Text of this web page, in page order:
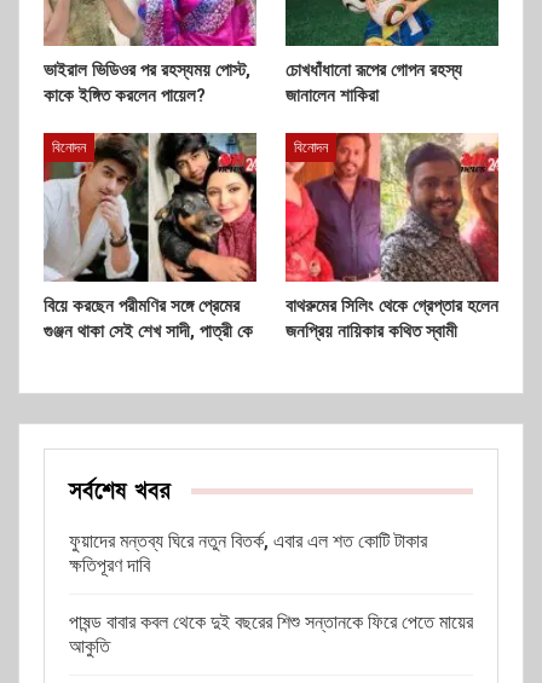
ভাইরাল ভিডিওর পর রহস্যময় পোস্ট,
কাকে ইঙ্গিত করলেন পায়েল?
চোখধাঁধানো রূপের গোপন রহস্য
জানালেন শাকিরা
বিনোদন
বিয়ে করছেন পরীমণির সঙ্গে প্রেমের
গুঞ্জন থাকা সেই শেখ সাদী, পাত্রী কে
বিনোদন
বাথরুমের সিলিং থেকে গ্রেপ্তার হলেন
জনপ্রিয় নায়িকার কথিত স্বামী
সর্বশেষ খবর
ফুয়াদের মন্তব্য ঘিরে নতুন বিতর্ক, এবার এল শত কোটি টাকার
ক্ষতিপূরণ দাবি
পাষন্ড বাবার কবল থেকে দুই বছরের শিশু সন্তানকে ফিরে পেতে মায়ের
আকুতি